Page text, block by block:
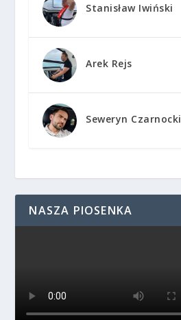
Stanisław Iwiński
Arek Rejs
Seweryn Czarnocki
NASZA PIOSENKA